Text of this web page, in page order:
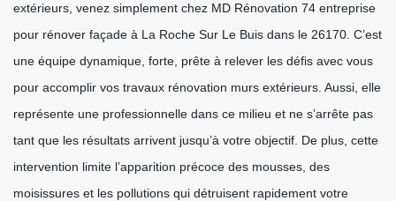
extérieurs, venez simplement chez MD Rénovation 74 entreprise
pour rénover façade à La Roche Sur Le Buis dans le 26170. C’est
une équipe dynamique, forte, prête à relever les défis avec vous
pour accomplir vos travaux rénovation murs extérieurs. Aussi, elle
représente une professionnelle dans ce milieu et ne s’arrête pas
tant que les résultats arrivent jusqu’à votre objectif. De plus, cette
intervention limite l’apparition précoce des mousses, des
moisissures et les pollutions qui détruisent rapidement votre